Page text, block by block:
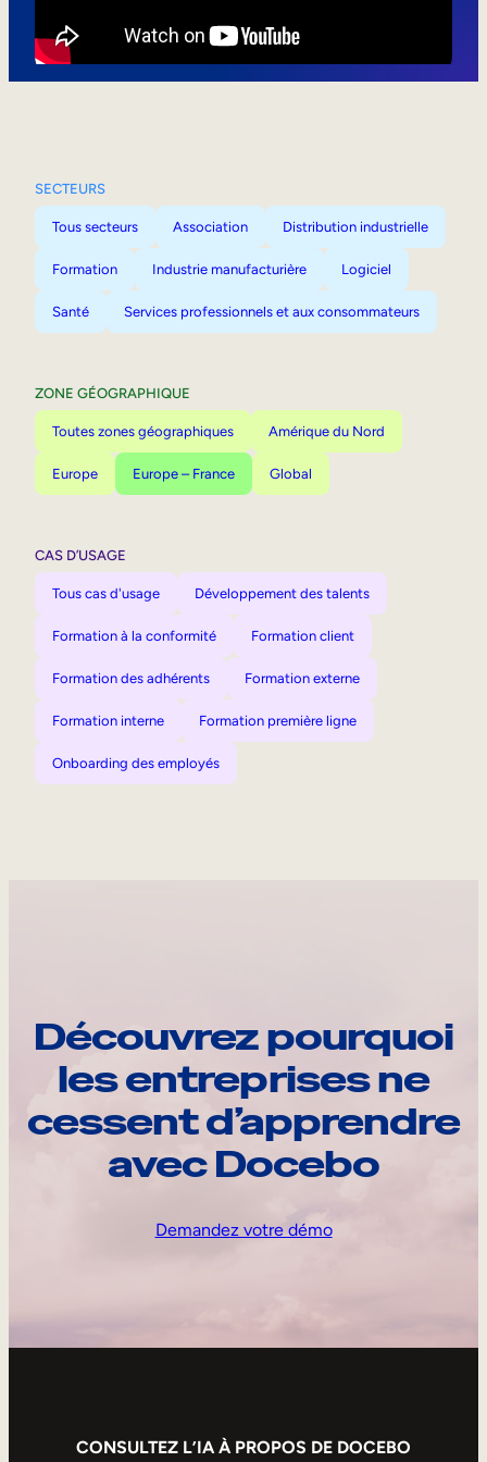
SECTEURS
Tous secteurs Association Distribution industrielle
Formation Industrie manufacturière Logiciel
Santé Services professionnels et aux consommateurs
ZONE GÉOGRAPHIQUE
Toutes zones géographiques Amérique du Nord
Europe Europe – France Global
CAS D’USAGE
Tous cas d'usage Développement des talents
Formation à la conformité Formation client
Formation des adhérents Formation externe
Formation interne Formation première ligne
Onboarding des employés
Découvrez pourquoi
les entreprises ne
cessent d’apprendre
avec Docebo
Demandez votre démo
CONSULTEZ L’IA À PROPOS DE DOCEBO